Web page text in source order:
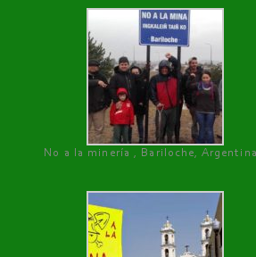
No a la minería , Bariloche, Argentina